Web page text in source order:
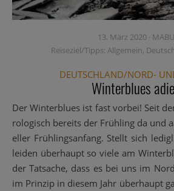
13. März 2020· MABU
Reiseziel/Tipps: Allgemein,
DEUTSCHLAND/NORD-
Winterblues
Der Win­ter­blues ist fast vor­bei! Seit
ro­lo­gisch bereits der Früh­ling da und
el­ler Früh­lings­an­fang. Stellt sich
lei­den über­haupt so vie­le am
der Tat­sa­che, dass es bei uns im
im Prin­zip in die­sem Jahr über­haupt